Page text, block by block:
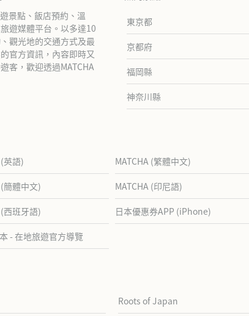
景點、飯店預約、溫
遊媒體平台。以多達10
觀光地的交通方式及最
官方資訊，內容即時又
客，歡迎透過MATCHA
東京都
京都府
福岡縣
神奈川縣
英語) MATCHA (繁體中文)
簡體中文) MATCHA (印尼語)
西班牙語) 日本優惠券APP (iPhone)
- 在地旅遊官方導覽
Roots of Japan